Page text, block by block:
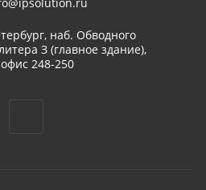
наб. Обводного
З (главное здание),
офис 248-250